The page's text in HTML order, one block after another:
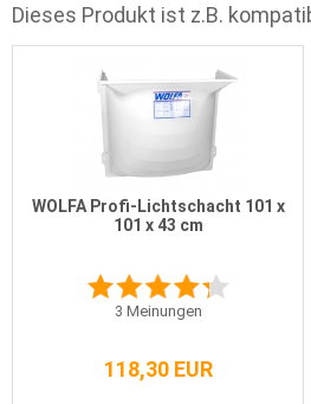
Dieses Produkt ist z.B.
WOLFA Profi-Lichtschacht 101 x
101 x 43 cm
3 Meinungen
118,30 EUR